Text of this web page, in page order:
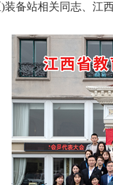
备站相关同志、江